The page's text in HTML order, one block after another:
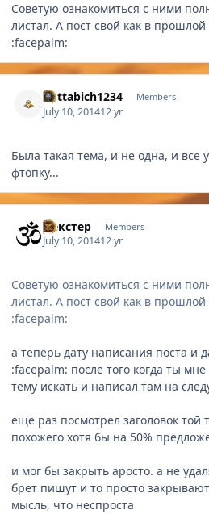
Советую ознакомиться с ними
листал. А пост свой как в прошлой
:facepalm:
hottabich1234 Members
July 10, 201412 yr
Была такая тема, и не одна, и все
фтопку...
Дeкстер Members
July 10, 201412 yr
Советую ознакомиться с ними
листал. А пост свой как в прошлой
:facepalm:
а теперь дату написания поста и
:facepalm: после того когда ты
тему искать и написал там на
еще раз посмотрел заголовок той
похожего хотя бы на 50%
и мог бы закрыть аросто. а не
брет пишут и то просто
мысль, что неспроста